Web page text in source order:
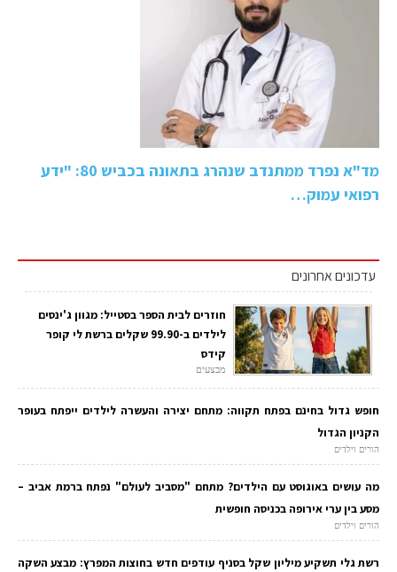
מד"א נפרד ממתנדב שנהרג בתאונה בכביש 80: "ידע
רפואי עמוק…
עדכונים אחרונים
חוזרים לבית הספר בסטייל: מגוון ג'ינסים
לילדים ב-99.90 שקלים ברשת לי קופר
קידס
מבצעים
חופש גדול בחינם בפתח תקווה: מתחם יצירה והעשרה לילדים ייפתח בעופר
הקניון הגדול
הורים וילדים
מה עושים באוגוסט עם הילדים? מתחם "מסביב לעולם" נפתח ברמת אביב –
מסע בין ערי אירופה בכניסה חופשית
הורים וילדים
רשת גלי תשקיע מיליון שקל בסניף עודפים חדש בחוצות המפרץ: מבצע השקה